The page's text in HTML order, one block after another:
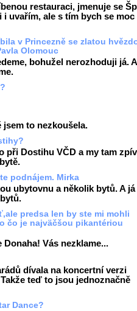
restauraci, jmenuje se
uvařím, ale s tím bych se moc
v Princezně se zlatou
Olomouc
bohužel nerozhoduji já.
jsem to nezkoušela.
při Dostihu VČD a my tam
podnájem. Mirka
ubytovnu a několik bytů. A já
predsa len by ste mi mohli
čo je najväčšou pikantériou
Vás nezklame...
dívala na koncertní verzi
teď to jsou jednoznačně
Dance?